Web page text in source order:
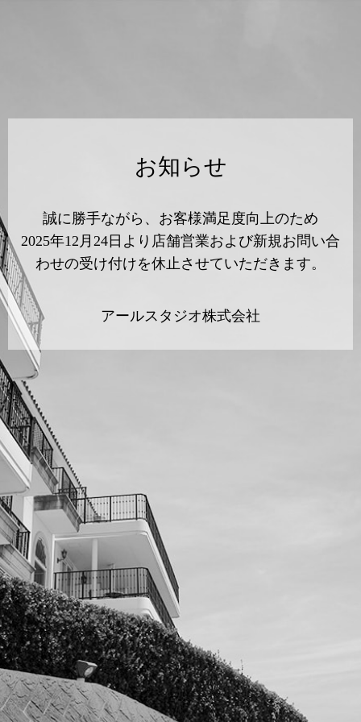
お知らせ
誠に勝手ながら、お客様満足度向上のため
2025年12月24日より店舗営業および新規お問い合
わせの受け付けを休止させていただきます。
アールスタジオ株式会社